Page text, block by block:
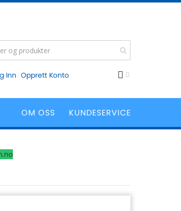
Inn Opprett Konto
KUNDESERVICE
OM OSS